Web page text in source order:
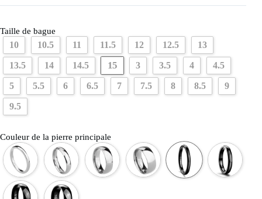
Taille de bague
10 10.5 11 11.5 12 12.5 13
13.5 14 14.5 15 3 3.5 4 4.5
5 5.5 6 6.5 7 7.5 8 8.5 9
9.5
Couleur de la pierre principale